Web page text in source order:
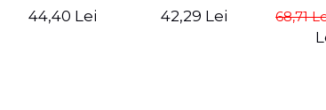
organizationala
44,40 Lei 42,29 Lei
esec
68,71